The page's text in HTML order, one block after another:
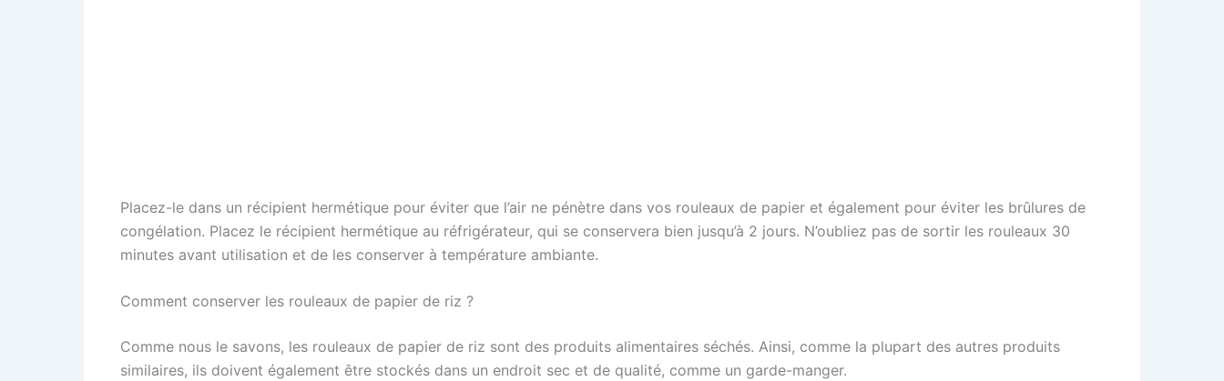
Placez-le dans un récipient hermétique pour éviter que l’air ne pénètre dans vos rouleaux de papier et également pour éviter les brûlures de
congélation. Placez le récipient hermétique au réfrigérateur, qui se conservera bien jusqu’à 2 jours. N’oubliez pas de sortir les rouleaux 30
minutes avant utilisation et de les conserver à température ambiante.
Comment conserver les rouleaux de papier de riz ?
Comme nous le savons, les rouleaux de papier de riz sont des produits alimentaires séchés. Ainsi, comme la plupart des autres produits
similaires, ils doivent également être stockés dans un endroit sec et de qualité, comme un garde-manger.